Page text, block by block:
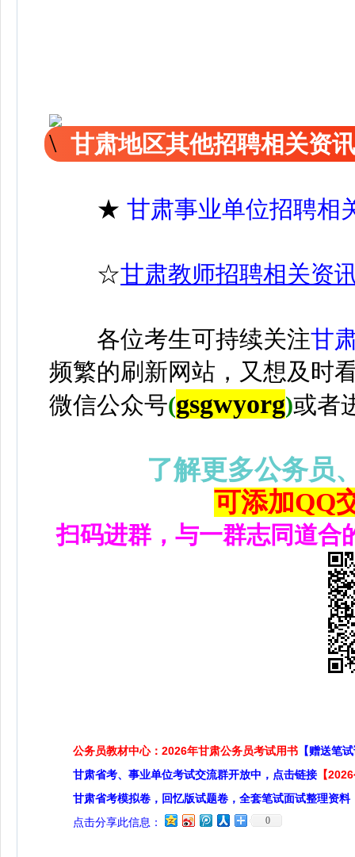
甘肃地区其他招聘相关资
★ 甘肃事业单位招聘相
☆甘肃教师招聘相关资
各位考生可持续关注甘
频繁的刷新网站，又想及时
微信公众号(gsgwyorg)或者
了解更多公务员
可添加QQ
扫码进群，与一群志同道合
公务员教材中心：2026年甘肃公务员考试用书 【赠送笔
甘肃省考、事业单位考试交流群开放中，点击链接 【
甘肃省考模拟卷，回忆版试题卷，全套笔试面试整理资料
点击分享此信息：
0